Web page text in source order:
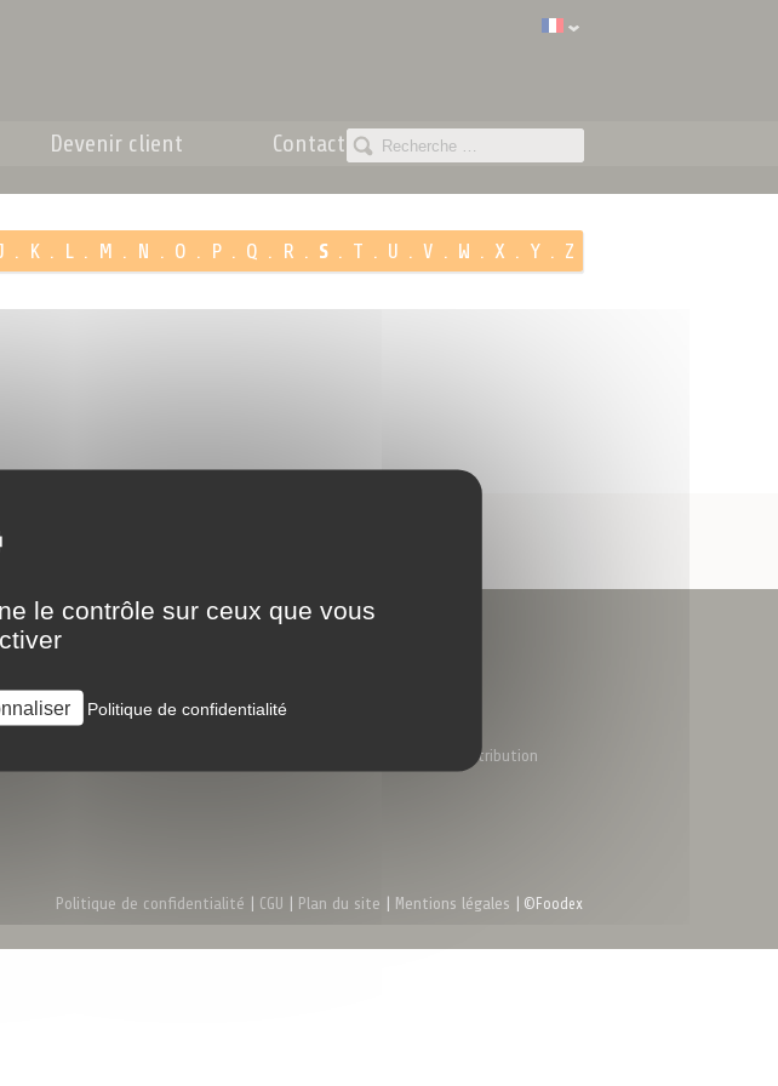
Devenir client Contact
. K . L . M . N . O . P . Q . R . S . T . U . V . W . X . Y . Z
Vente
Notre réseau de distribution
Politique de confidentialité CGU Plan du site Mentions légales | ©Foodex
le contrôle sur ceux que vous
Politique de confidentialité